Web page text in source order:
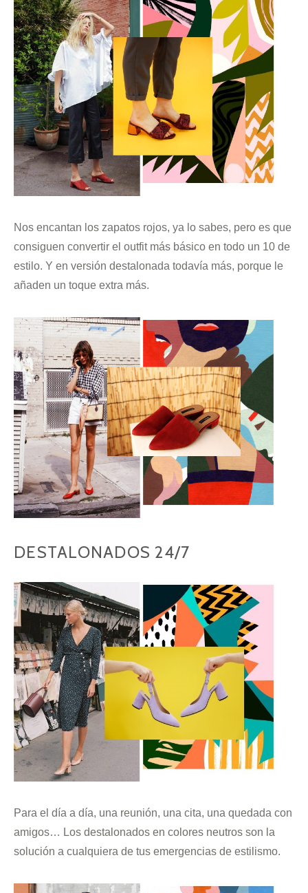
Nos encantan los zapatos rojos, ya lo sabes, pero es que
consiguen convertir el outfit más básico en todo un 10 de
estilo. Y en versión destalonada todavía más, porque le
añaden un toque extra más.
DESTALONADOS 24/7
Para el día a día, una reunión, una cita, una quedada con
amigos… Los destalonados en colores neutros son la
solución a cualquiera de tus emergencias de estilismo.